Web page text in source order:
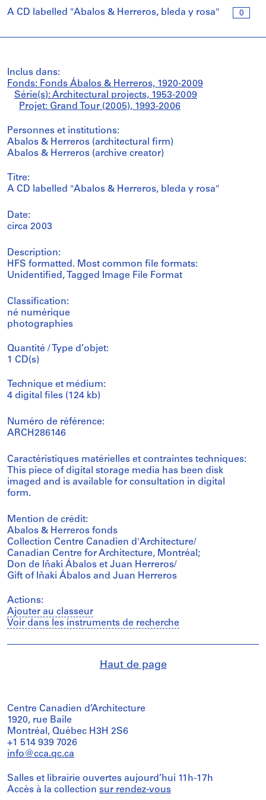
0
A CD labelled "Abalos & Herreros, bleda y rosa"
Inclus dans:
Fonds: Fonds Ábalos & Herreros, 1920-2009
Série(s): Architectural projects, 1953-2009
Projet: Grand Tour (2005), 1993-2006
Personnes et institutions:
Abalos & Herreros (architectural firm)
Abalos & Herreros (archive creator)
Titre:
A CD labelled "Abalos & Herreros, bleda y rosa"
Date:
circa 2003
Description:
HFS formatted. Most common file formats:
Unidentified, Tagged Image File Format
Classification:
né numérique
photographies
Quantité / Type d’objet:
1 CD(s)
Technique et médium:
4 digital files (124 kb)
Numéro de référence:
ARCH286146
Caractéristiques matérielles et contraintes techniques:
This piece of digital storage media has been disk
imaged and is available for consultation in digital
form.
Mention de crédit:
Abalos & Herreros fonds
Collection Centre Canadien d'Architecture/
Canadian Centre for Architecture, Montréal;
Don de Iñaki Ábalos et Juan Herreros/
Gift of Iñaki Ábalos and Juan Herreros
Actions:
Ajouter au classeur
Voir dans les instruments de recherche
Haut de page
Centre Canadien d’Architecture
1920, rue Baile
Montréal, Québec H3H 2S6
+1 514 939 7026
info@cca.qc.ca
Salles et librairie ouvertes aujourd’hui 11h-17h
Accès à la collection sur rendez-vous